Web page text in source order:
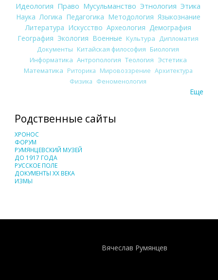
Идеология Право Мусульманство Этнология Этика
Наука Логика Педагогика Методология Языкознание
Литература Искусство Археология Демография
География Экология Военные Культура
Дипломатия
Документы Китайская философия Биология
Информатика Антропология Теология Эстетика
Математика Риторика Мировоззрение Архитектура
Физика Феноменология
Еще
Родственные сайты
ХРОНОС
ФОРУМ
РУМЯНЦЕВСКИЙ МУЗЕЙ
ДО 1917 ГОДА
РУССКОЕ ПОЛЕ
ДОКУМЕНТЫ XX ВЕКА
ИЗМЫ
Вячеслав Румянцев